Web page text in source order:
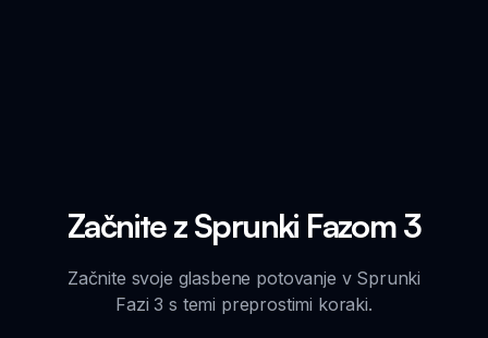
Začnite z Sprunki Fazom 3
Začnite svoje glasbene potovanje v Sprunki
Fazi 3 s temi preprostimi koraki.